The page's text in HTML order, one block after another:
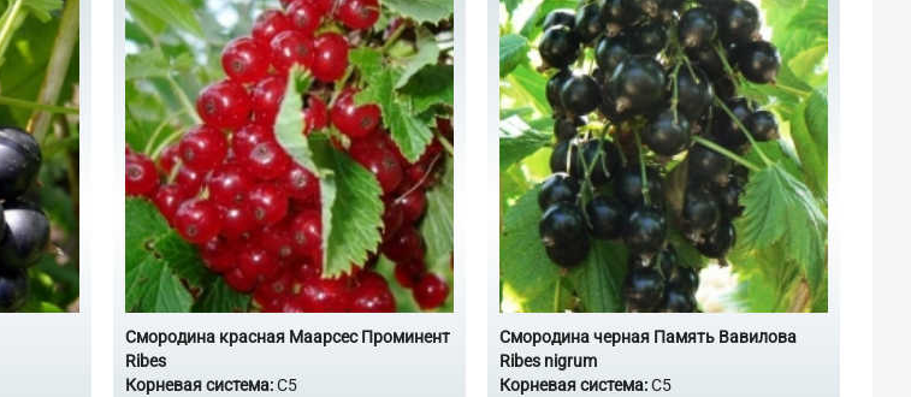
Смородина красная Маарсес Проминент
Ribes
Корневая система:С5
Смородина черная Память Вавилова
Ribes nigrum
Корневая система:С5